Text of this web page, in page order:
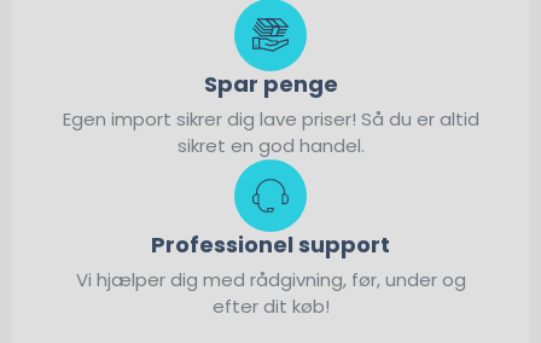
Spar penge
Egen import sikrer dig lave priser! Så du er altid
sikret en god handel.
Professionel support
Vi hjælper dig med rådgivning, før, under og
efter dit køb!